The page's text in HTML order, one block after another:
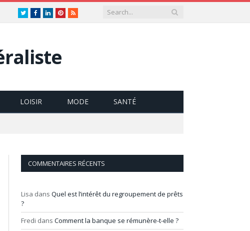
TwitterFacebookLinkedInPinterest
RSS
LOISIR MODE SANTÉ
COMMENTAIRES RÉCENTS
Lisa dans Quel est l’intérêt du regroupement de prêts
?
Fredi dans Comment la banque se rémunère-t-elle ?